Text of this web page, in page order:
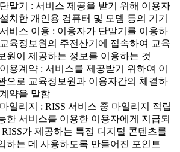
말기 : 서비스 제공을 받기 위해 이용자
치한 개인용 컴퓨터 및 모뎀 등의 기기
비스 이용 : 이용자가 단말기를 이용하
육정보원의 주전산기에 접속하여 교육
원이 제공하는 정보를 이용하는 것
용계약 : 서비스를 제공받기 위하여 이
으로 교육정보원과 이용자간의 체결하
약을 말함
일리지 : RISS 서비스 중 마일리지 적립
한 서비스를 이용한 이용자에게 지급되
RISS가 제공하는 특정 디지털 콘텐츠를
하는 데 사용하도록 만들어진 포인트